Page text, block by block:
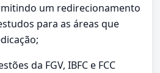
um redirecionamento
para as áreas que
da FGV, IBFC e FCC